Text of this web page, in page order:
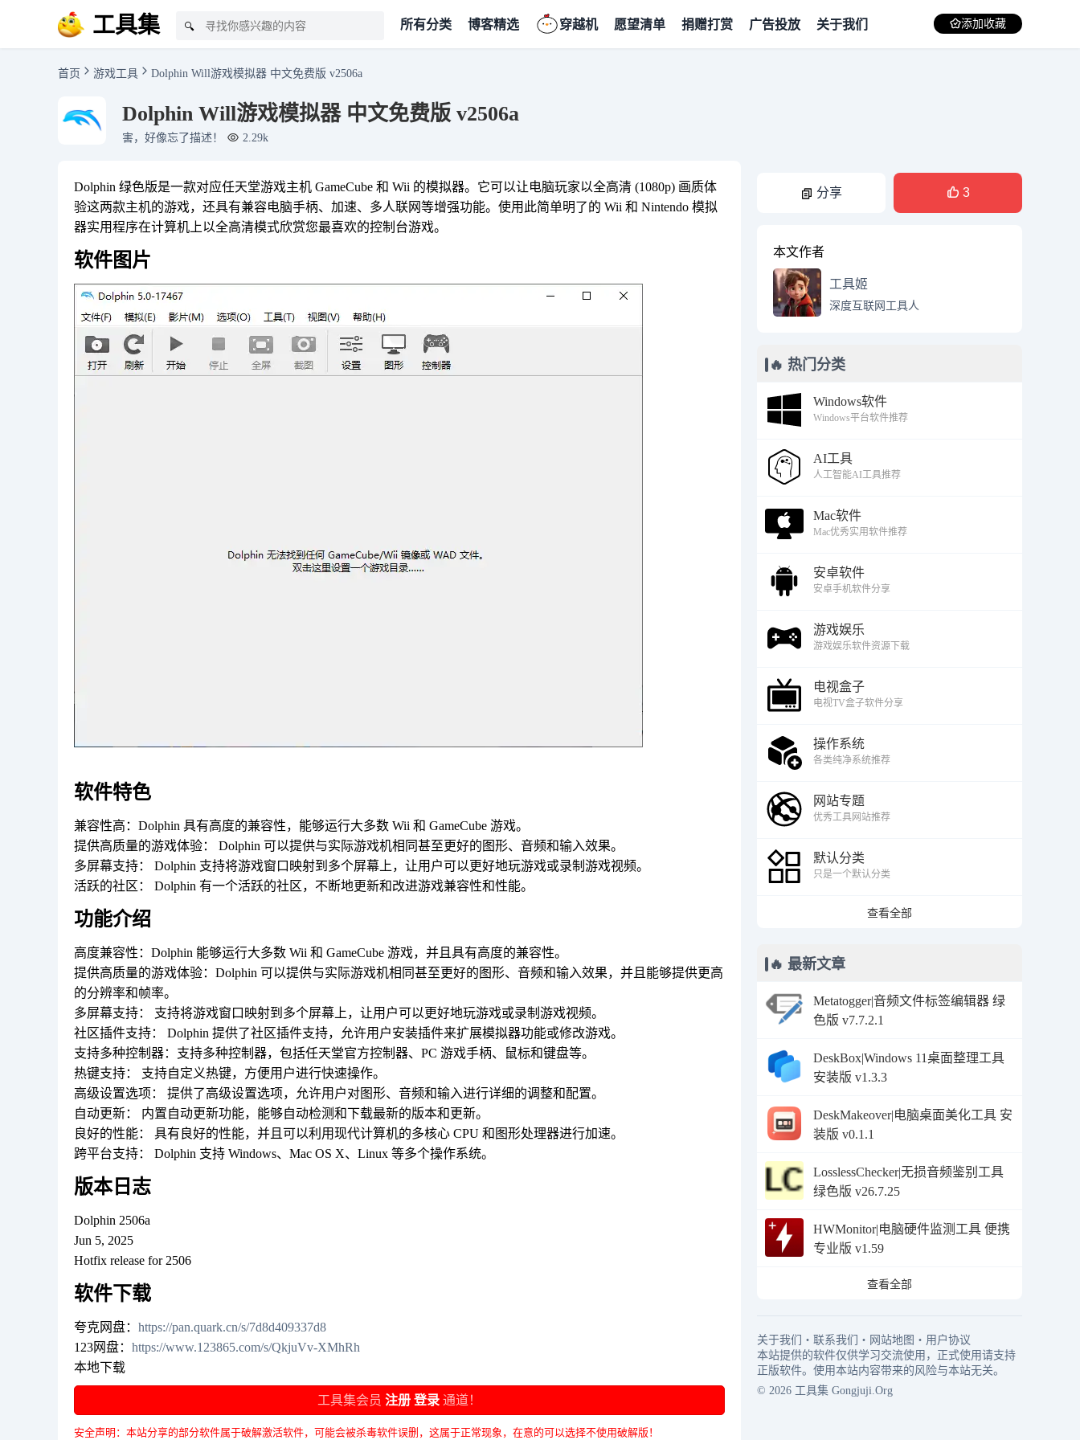
工具集 🔍 所有分类 博客精选 穿越机 愿望清单 捐赠打赏 广告投放 关于我们 添加收藏
首页 游戏工具 Dolphin Will游戏模拟器 中文免费版 v2506a
Dolphin Will游戏模拟器 中文免费版 v2506a
害，好像忘了描述！ 2.29k
Dolphin 绿色版是一款对应任天堂游戏主机 GameCube 和 Wii 的模拟器。它可以让电脑玩家以全高清 (1080p) 画质体
验这两款主机的游戏，还具有兼容电脑手柄、加速、多人联网等增强功能。使用此简单明了的 Wii 和 Nintendo 模拟
器实用程序在计算机上以全高清模式欣赏您最喜欢的控制台游戏。
软件图片
软件特色
兼容性高：Dolphin 具有高度的兼容性，能够运行大多数 Wii 和 GameCube 游戏。
提供高质量的游戏体验： Dolphin 可以提供与实际游戏机相同甚至更好的图形、音频和输入效果。
多屏幕支持： Dolphin 支持将游戏窗口映射到多个屏幕上，让用户可以更好地玩游戏或录制游戏视频。
活跃的社区： Dolphin 有一个活跃的社区，不断地更新和改进游戏兼容性和性能。
功能介绍
高度兼容性：Dolphin 能够运行大多数 Wii 和 GameCube 游戏，并且具有高度的兼容性。
提供高质量的游戏体验：Dolphin 可以提供与实际游戏机相同甚至更好的图形、音频和输入效果，并且能够提供更高
的分辨率和帧率。
多屏幕支持： 支持将游戏窗口映射到多个屏幕上，让用户可以更好地玩游戏或录制游戏视频。
社区插件支持： Dolphin 提供了社区插件支持，允许用户安装插件来扩展模拟器功能或修改游戏。
支持多种控制器：支持多种控制器，包括任天堂官方控制器、PC 游戏手柄、鼠标和键盘等。
热键支持： 支持自定义热键，方便用户进行快速操作。
高级设置选项： 提供了高级设置选项，允许用户对图形、音频和输入进行详细的调整和配置。
自动更新： 内置自动更新功能，能够自动检测和下载最新的版本和更新。
良好的性能： 具有良好的性能，并且可以利用现代计算机的多核心 CPU 和图形处理器进行加速。
跨平台支持： Dolphin 支持 Windows、Mac OS X、Linux 等多个操作系统。
版本日志
Dolphin 2506a
Jun 5, 2025
Hotfix release for 2506
软件下载
夸克网盘： https://pan.quark.cn/s/7d8d409337d8
123网盘： https://www.123865.com/s/QkjuVv-XMhRh
本地下载
工具集会员 注册 登录 通道！
安全声明：本站分享的部分软件属于破解激活软件，可能会被杀毒软件误删，这属于正常现象，在意的可以选择不使用破解版！
分享 3
本文作者
工具姬
深度互联网工具人
🔥 热门分类
Windows软件
Windows平台软件推荐
AI工具
人工智能AI工具推荐
Mac软件
Mac优秀实用软件推荐
安卓软件
安卓手机软件分享
游戏娱乐
游戏娱乐软件资源下载
电视盒子
电视TV盒子软件分享
操作系统
各类纯净系统推荐
网站专题
优秀工具网站推荐
默认分类
只是一个默认分类
查看全部
🔥 最新文章
Metatogger|音频文件标签编辑器 绿
色版 v7.7.2.1
DeskBox|Windows 11桌面整理工具
安装版 v1.3.3
DeskMakeover|电脑桌面美化工具 安
装版 v0.1.1
LosslessChecker|无损音频鉴别工具
绿色版 v26.7.25
HWMonitor|电脑硬件监测工具 便携
专业版 v1.59
查看全部
关于我们 ・ 联系我们 ・ 网站地图 ・ 用户协议
本站提供的软件仅供学习交流使用，正式使用请支持
正版软件。使用本站内容带来的风险与本站无关。
© 2026 工具集 Gongjuji.Org